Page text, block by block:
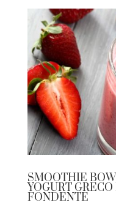
SMOOTHIE
YOGURT
FONDENTE